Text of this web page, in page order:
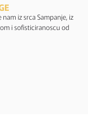
iz srca Sampanje, iz
i sofisticiranoscu od